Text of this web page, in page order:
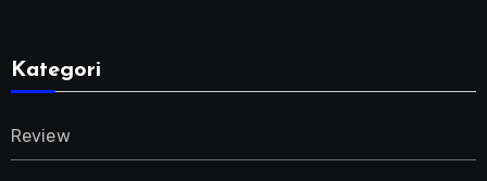
Kategori
Review